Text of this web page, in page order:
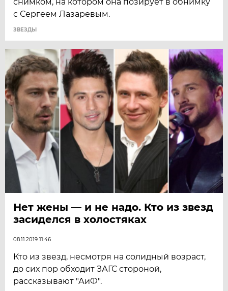
с Сергеем Лазаревым.
ЗВЕЗДЫ
Нет жены — и не надо. Кто из звезд
засиделся в холостяках
08.11.2019 11:46
Кто из звезд, несмотря на солидный возраст,
до сих пор обходит ЗАГС стороной,
рассказывают "АиФ".